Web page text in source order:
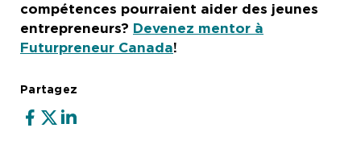
compétences pourraient aider des jeunes
entrepreneurs? Devenez mentor à
Futurpreneur Canada!
Partagez